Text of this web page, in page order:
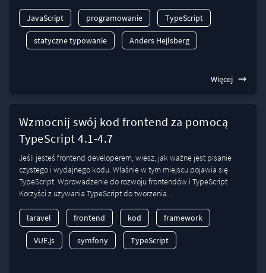
JavaScript programowanie TypeScript
statyczne typowanie Anders Hejlsberg
Więcej
Wzmocnij swój kod frontend za pomocą
TypeScript 4.1-4.7
Jeśli jesteś frontend developerem, wiesz, jak ważne jest pisanie
czystego i wydajnego kodu. Właśnie w tym miejscu pojawia się
TypeScript. Wprowadzenie do rozwoju frontendów i TypeScript
Korzyści z używania TypeScript do tworzenia...
laravel frontend kod framework
VUE.js symfony TypeScript